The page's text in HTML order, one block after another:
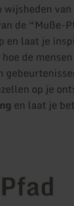
van
de “Muße-
en laat je
de
op je
en laat je